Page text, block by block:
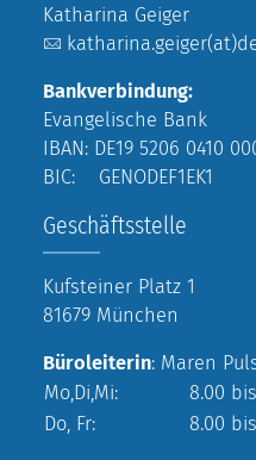
Katharina Geiger
Bankverbindung:
Evangelische Bank
IBAN: DE19 5206 0410
BIC: GENODEF1EK1
Geschäftsstelle
Kufsteiner Platz 1
81679 München
Büroleiterin: Maren
Mo,Di,Mi:
8.00
Do, Fr:
8.00